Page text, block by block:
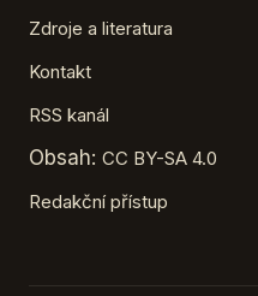
Zdroje a literatura
Kontakt
RSS kanál
Obsah: CC BY-SA 4.0
Redakční přístup